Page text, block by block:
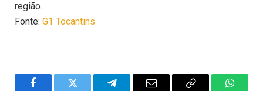
região.
Fonte: G1 Tocantins